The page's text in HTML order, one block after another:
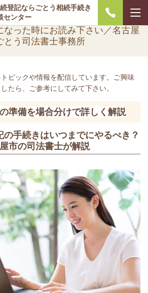
登記ならごとう相続手続き
センター
なった時にお読み下さい／名古屋
とう司法書士事務所
ピックや情報を配信しています。ご興味
たら、ご参考にしてみて下さい。
準備を場合分けで詳しく解説
の手続きはいつまでにやるべき？
市の司法書士が解説